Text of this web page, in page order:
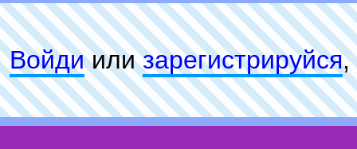
Войдиилизарeгиcтpируйся,